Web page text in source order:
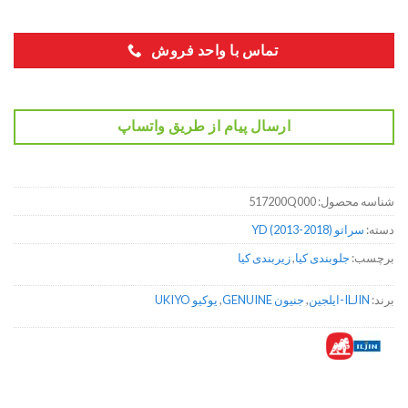
تماس با واحد فروش
ارسال پیام از طریق واتساپ
شناسه محصول:517200Q000
دسته: سراتو YD (2013-2018)
برچسب: جلوبندی کیا,زیربندی کیا
برند: ILJIN-ایلجین ,جنیون GENUINE ,یوکیو UKIYO